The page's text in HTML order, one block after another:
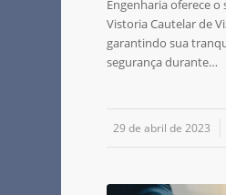
Engenharia oferece o
Vistoria Cautelar de
garantindo sua
segurança durante…
29 de abril de 2023
/